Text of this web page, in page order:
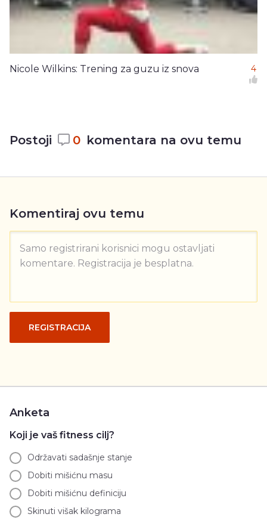
Nicole Wilkins: Trening za guzu iz snova 4
Postoji 0 komentara na ovu temu
Komentiraj ovu temu
Samo registrirani korisnici mogu ostavljati
komentare. Registracija je besplatna.
REGISTRACIJA
Anketa
Koji je vaš fitness cilj?
Održavati sadašnje stanje
Dobiti mišićnu masu
Dobiti mišićnu definiciju
Skinuti višak kilograma